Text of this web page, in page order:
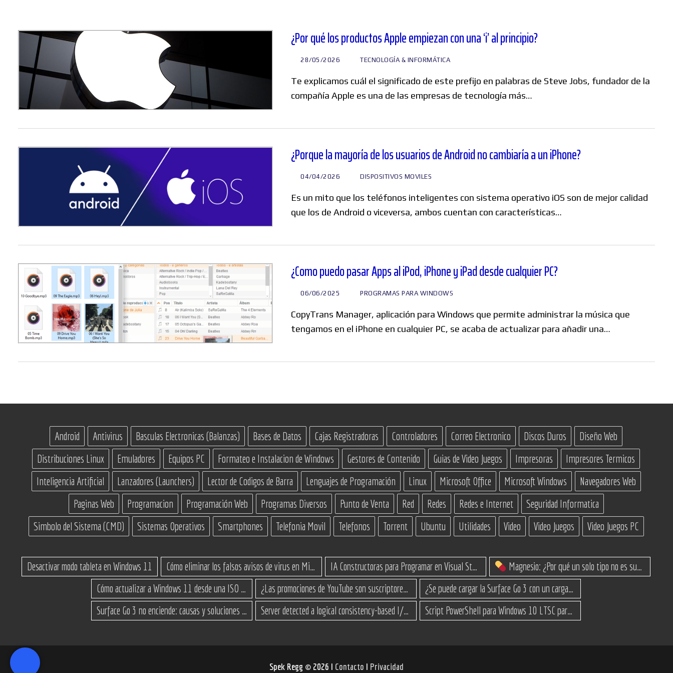
Diversos
Soporte
Buscar:
¿Por qué los productos Apple empiezan con una ‘i’ al principio?
28/05/2026 TECNOLOGÍA & INFORMÁTICA
Te explicamos cuál el significado de este prefijo en palabras de Steve Jobs, fundador de la
compañía Apple es una de las empresas de tecnología más…
¿Porque la mayoría de los usuarios de Android no cambiaría a un iPhone?
04/04/2026 DISPOSITIVOS MOVILES
Es un mito que los teléfonos inteligentes con sistema operativo iOS son de mejor calidad
que los de Android o viceversa, ambos cuentan con características…
¿Como puedo pasar Apps al iPod, iPhone y iPad desde cualquier PC?
06/06/2025 PROGRAMAS PARA WINDOWS
CopyTrans Manager, aplicación para Windows que permite administrar la música que
tengamos en el iPhone en cualquier PC, se acaba de actualizar para añadir una…
Android Antivirus Basculas Electronicas (Balanzas) Bases de Datos Cajas Registradoras Controladores Correo Electronico Discos Duros
Diseño Web
Distribuciones Linux
Emuladores Equipos PC Formateo e Instalacion de Windows Gestores de Contenido Guias de Video Juegos Impresoras
Impresores Termicos
Inteligencia Artificial
Lanzadores (Launchers) Lector de Codigos de Barra Lenguajes de Programación Linux Microsoft Office Microsoft Windows
Navegadores Web
Paginas Web
Programacion Programación Web Programas Diversos Punto de Venta Red Redes Redes e Internet
Seguridad Informatica
Simbolo del Sistema (CMD)
Sistemas Operativos Smartphones Telefonia Movil Telefonos Torrent Ubuntu Utilidades Video Video Juegos Video Juegos PC
Desactivar modo tableta en Windows 11 Cómo eliminar los falsos avisos de virus en Microsoft Edge IA Constructoras para Programar en Visual Studio con C#
Magnesio: ¿Por qué un solo tipo no es suficiente? (Guía de variantes)
Cómo actualizar a Windows 11 desde una ISO en equipos no compatibles
¿Las promociones de YouTube son suscriptores reales o bots? Esta es la Verdad
¿Se puede cargar la Surface Go 3 con un cargador USB-C de teléfono?
Surface Go 3 no enciende: causas y soluciones paso a paso para que arranque
Server detected a logical consistency-based I/O error: incorrect pageid Script PowerShell para Windows 10 LTSC para recuperar espacio
Spek Regg © 2026 I Contacto I Privacidad